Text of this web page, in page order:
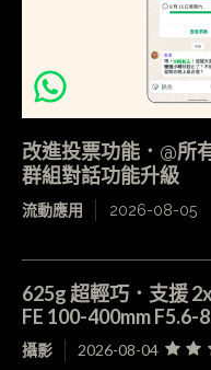
改進投票功能．@
群組對話功能升級
流動應用 2026-08-05
625g 超輕巧．支援
FE 100-400mm F5.6-
攝影 2026-08-04